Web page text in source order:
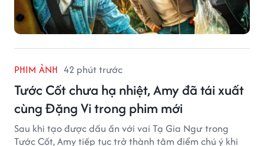
PHIM ẢNH 42 phút trước
Tước Cốt chưa hạ nhiệt, Amy đã tái xuất
cùng Đặng Vi trong phim mới
Sau khi tạo được dấu ấn với vai Tạ Gia Ngư trong
Tước Cốt, Amy tiếp tục trở thành tâm điểm chú ý khi